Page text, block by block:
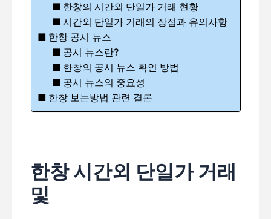
한창의 시간외 단일가 거래 현황
시간외 단일가 거래의 장점과 유의사항
한창 공시 뉴스
공시 뉴스란?
한창의 공시 뉴스 확인 방법
공시 뉴스의 중요성
한창 보는방법 관련 결론
한창 시간외 단일가 거래
및